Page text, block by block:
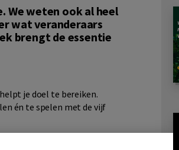
We weten ook al heel
wat veranderaars
brengt de essentie
je doel te bereiken.
én te spelen met de vijf